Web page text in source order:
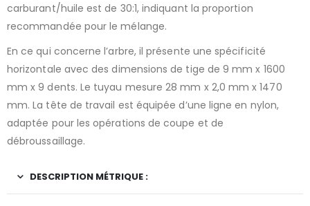
carburant/huile est de 30:1, indiquant la proportion
recommandée pour le mélange.
En ce qui concerne l’arbre, il présente une spécificité
horizontale avec des dimensions de tige de 9 mm x 1600
mm x 9 dents. Le tuyau mesure 28 mm x 2,0 mm x 1470
mm. La tête de travail est équipée d’une ligne en nylon,
adaptée pour les opérations de coupe et de
débroussaillage.
DESCRIPTION MÉTRIQUE :